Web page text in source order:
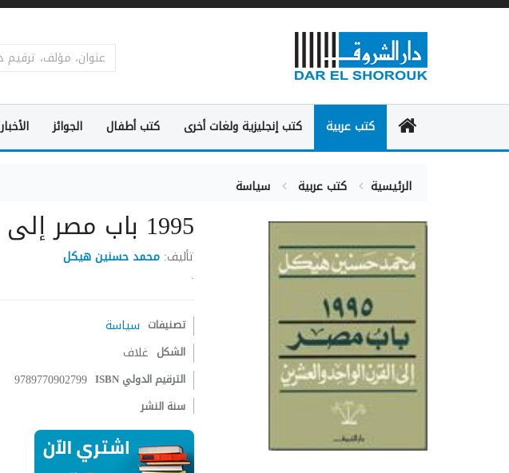
كتب عربية كتب إنجليزية ولغات أخرى كتب أطفال الجوائز الأخبار
الرئيسية كتب عربية سياسة
1995 باب مصر إلى القرن الواحد والعشرين
تأليف:محمد حسنين هيكل
.
تصنيفات سياسة
الشكل غلاف
الترقيم الدولي ISBN 9789770902799
سنة النشر